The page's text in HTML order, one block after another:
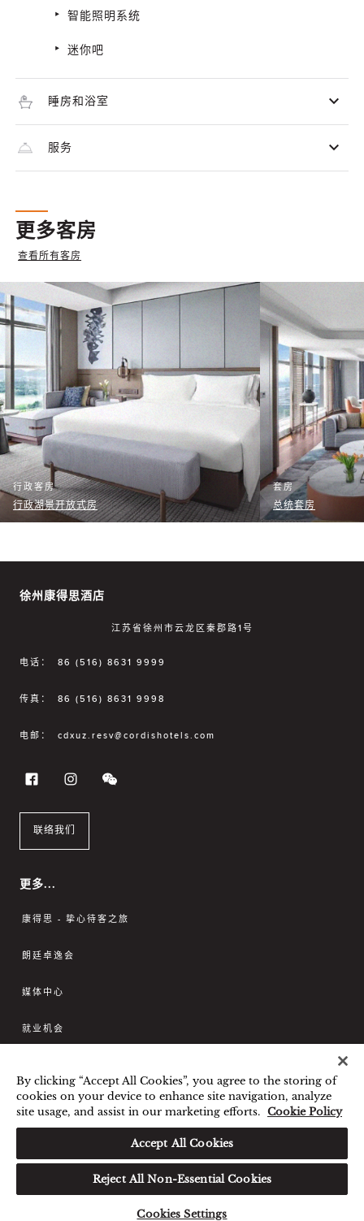
智能照明系统
迷你吧
睡房和浴室
服务
更多客房
查看所有客房
行政客房
行政湖景开放式房
套房
总统套房
徐州康得思酒店
江苏省徐州市云龙区秦郡路1号
电话： 86 (516) 8631 9999
传真： 86 (516) 8631 9998
电邮： cdxuz.resv@cordishotels.com
联络我们
更多...
康得思 - 挚心待客之旅
朗廷卓逸会
媒体中心
就业机会
最优惠房价保证 条款和细则 隐私政策
宾客及访客行为规范与相互尊重
号
By clicking “Accept All Cookies”, you agree to the storing of
cookies on your device to enhance site navigation, analyze
site usage, and assist in our marketing efforts. Cookie Policy
Accept All Cookies
Reject All Non-Essential Cookies
Cookies Settings